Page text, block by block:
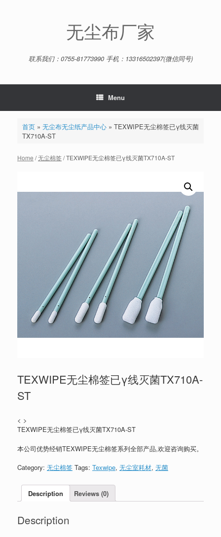
无尘布厂家
联系我们：0755-81773990 手机：13316502397(微信同号)
Menu
首页» 无尘布无尘纸产品中心» TEXWIPE无尘棉签已γ线灭菌
TX710A-ST
Home /无尘棉签/ TEXWIPE无尘棉签已γ线灭菌TX710A-ST
TEXWIPE无尘棉签已γ线灭菌TX710A-
ST
< >
TEXWIPE无尘棉签已γ线灭菌TX710A-ST
本公司优势经销TEXWIPE无尘棉签系列全部产品,欢迎咨询购买。
Category: 无尘棉签 Tags: Texwipe, 无尘室耗材, 无菌
Description Reviews (0)
Description